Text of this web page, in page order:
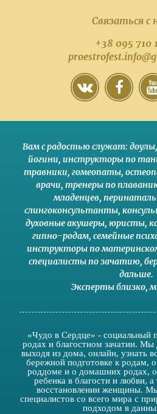
Связаться с
+38 095 710
Вам с радостью служат:доулы,
йогини, инструкторы по
травники, гомеопаты,
врачи, тренеры по
младенцев,
слингоконсультанты,
духовные акушеры, юристы,
гипно-родам, семейные
инструкторы по
специалисты по зачатию,
дальше.
Эксперты близко,
«Чудо в Сердце» - социальный
родах и благостном зачатии.
выходя из дома, онлайн, узнать
бережной подготовке к родам,
роддоме и о домашних родах, о
ребенка в благости и любви,
восстановлении женщины.
специалистов со всего мира с
подходом в